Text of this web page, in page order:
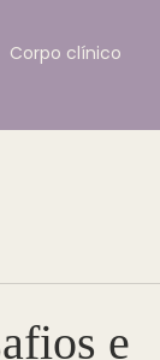
Corpo clínico
e